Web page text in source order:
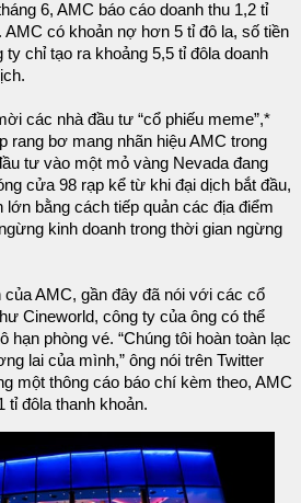
6, AMC báo cáo doanh thu 1,2 tỉ
AMC có khoản nợ hơn 5 tỉ đô la, số tiền
chỉ tạo ra khoảng 5,5 tỉ đôla doanh
các nhà đầu tư “cổ phiếu meme”,*
rang bơ mang nhãn hiệu AMC trong
tư vào một mỏ vàng Nevada đang
cửa 98 rạp kể từ khi đại dịch bắt đầu,
bằng cách tiếp quản các địa điểm
kinh doanh trong thời gian ngừng
của AMC, gần đây đã nói với các cổ
Cineworld, công ty của ông có thể
phòng vé. “Chúng tôi hoàn toàn lạc
lai của mình,” ông nói trên Twitter
một thông cáo báo chí kèm theo, AMC
tỉ đôla thanh khoản.